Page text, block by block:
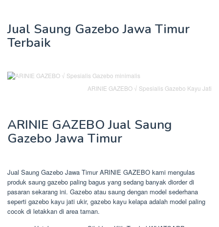
Jual Saung Gazebo Jawa Timur
Terbaik
ARINIE GAZEBO √ Spesialis Gazebo Kayu Jati
ARINIE GAZEBO Jual Saung
Gazebo Jawa Timur
Jual Saung Gazebo Jawa Timur ARINIE GAZEBO kami mengulas
produk saung gazebo paling bagus yang sedang banyak diorder di
pasaran sekarang ini. Gazebo atau saung dengan model sederhana
seperti gazebo kayu jati ukir, gazebo kayu kelapa adalah model paling
cocok di letakkan di area taman.